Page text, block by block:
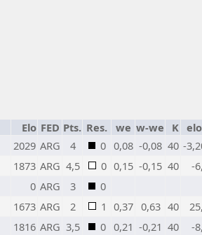
Elo FED Pts. Res. we w-we K
2029 ARG 4 0 0,08 -0,08 40 -
1873 ARG 4,5 0 0,15 -0,15 40
-
0 ARG 3
0
1673 ARG 2 1 0,37 0,63 40
1816 ARG 3,5 0 0,21 -0,21 40 -